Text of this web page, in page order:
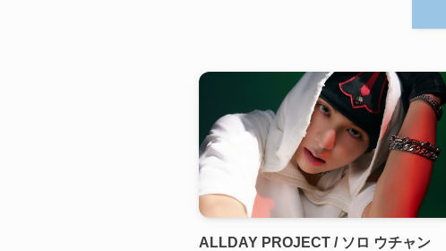
ALLDAY PROJECT / ソロ ウチャン